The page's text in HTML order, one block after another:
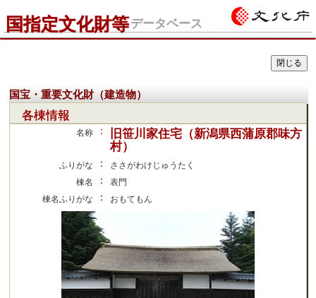
国指定文化財等データベース
国宝・重要文化財（建造物）
各棟情報
名称 ：
旧笹川家住宅（新潟県西蒲原郡味方
村）
ふりがな ：
ささがわけじゅうたく
棟名
：
表門
棟名ふりがな
： おもてもん